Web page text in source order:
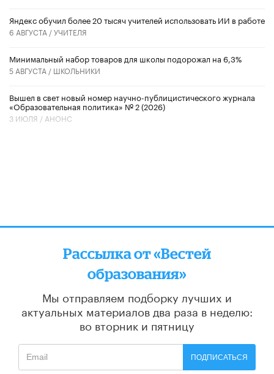
​Яндекс обучил более 20 тысяч учителей использовать ИИ в работе
6 АВГУСТА /УЧИТЕЛЯ
Минимальный набор товаров для школы подорожал на 6,3%
5 АВГУСТА / ШКОЛЬНИКИ
Вышел в свет новый номер научно-публицистического журнала
«Образовательная политика» № 2 (2026)
3 ИЮЛЯ / АНОНС
Рассылка от «Вестей
образования»
Мы отправляем подборку лучших и
актуальных материалов два раза в неделю:
во вторник и пятницу
ПОДПИСАТЬСЯ